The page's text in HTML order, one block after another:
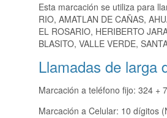
Esta marcación se utiliza para
RIO, AMATLAN DE CAÑAS,
EL ROSARIO, HERIBERTO
BLASITO, VALLE VERDE,
Llamadas de larga
Marcación a teléfono fijo: 324 +
Marcación a Celular: 10 dígitos